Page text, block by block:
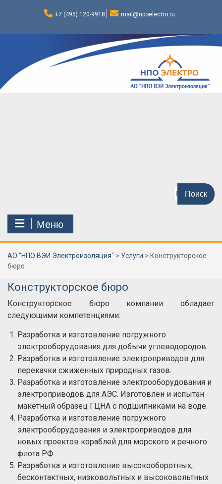
+7 (495) 120-9918 mail@npoelectro.ru
Поиск
по:
Меню
АО "НПО ВЭИ Электроизоляция" > Услуги > Конструкторское
бюро
Конструкторское бюро
Конструкторское бюро компании обладает
следующими компетенциями:
Разработка и изготовление погружного
электрооборудования для добычи углеводородов.
Разработка и изготовление электроприводов для
перекачки сжиженных природных газов.
Разработка и изготовление электрооборудования и
электроприводов для АЭС. Изготовлен и испытан
макетный образец ГЦНА с подшипниками на воде.
Разработка и изготовление погружного
электрооборудования и электроприводов для
новых проектов кораблей для морского и речного
флота РФ.
Разработка и изготовление высокооборотных,
бесконтактных, низковольтных и высоковольтных